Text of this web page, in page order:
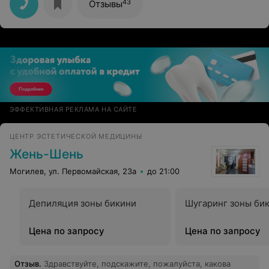
Отзывы
ЭФФЕКТИВНАЯ РЕКЛАМА НА САЙТЕ
ЦЕНТР ЭСТЕТИЧЕСКОЙ МЕДИЦИНЫ
Жень-Шень
Могилев, ул. Первомайская, 23а до 21:00
Депиляция зоны бикини
Цена по запросу
Шугаринг зоны
Цена по запросу
Отзыв. Здравствуйте, подскажите, пожалуйста, какова